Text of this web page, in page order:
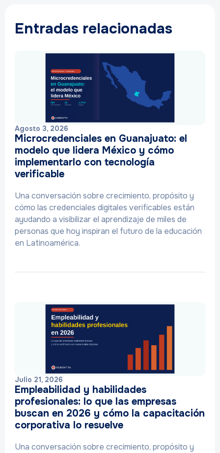
Entradas relacionadas
Agosto 3, 2026
Microcredenciales en Guanajuato: el
modelo que lidera México y cómo
implementarlo con tecnología
verificable
Una conversación sobre crecimiento, propósito y
cómo las credenciales digitales verificables están
ayudando a visibilizar el aprendizaje de miles de
personas que hoy inspiran el futuro de la educación
en Latinoamérica.
Julio 21, 2026
Empleabilidad y habilidades
profesionales: lo que las empresas
buscan en 2026 y cómo la capacitación
corporativa lo resuelve
Una conversación sobre crecimiento, propósito y